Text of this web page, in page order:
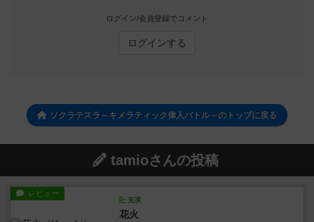
ログイン/会員登録でコメント
ログインする
ソクラテスラ～キメラティック偉人バトル～のトップに戻る
tamioさんの投稿
レビュー
充実
花火